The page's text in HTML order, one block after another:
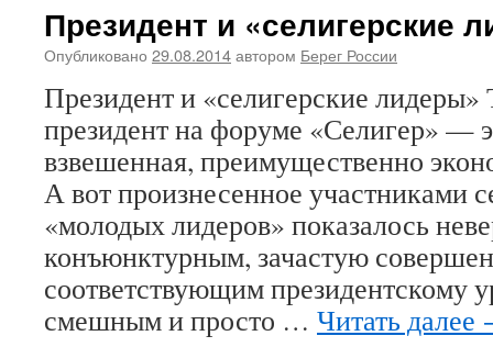
Президент и «селигерские
Опубликовано 29.08.2014автором Берег России
Президент и «селигерские лидеры»
президент на форуме «Селигер» —
взвешенная, преимущественно
А вот произнесенное участниками
«молодых лидеров» показалось
конъюнктурным, зачастую
соответствующим президентскому
смешным и просто … Читать далее